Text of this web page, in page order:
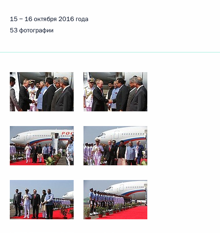
15 − 16 октября 2016 года
53 фотографии